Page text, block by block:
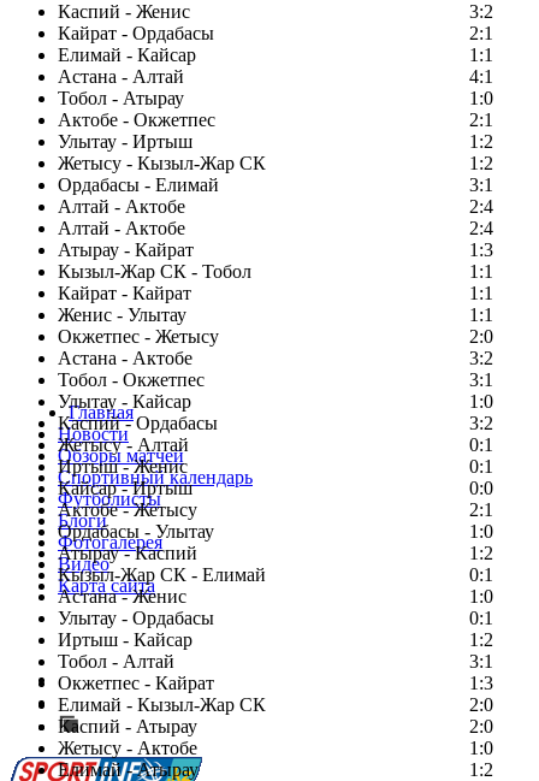
Каспий - Женис
3:2
Кайрат - Ордабасы
2:1
Елимай - Кайсар
1:1
Астана - Алтай
4:1
Тобол - Атырау
1:0
Актобе - Окжетпес
2:1
Улытау - Иртыш
1:2
Жетысу - Кызыл-Жар СК
1:2
Ордабасы - Елимай
3:1
Алтай - Актобе
2:4
Алтай - Актобе
2:4
Атырау - Кайрат
1:3
Кызыл-Жар СК - Тобол
1:1
Кайрат - Кайрат
1:1
Женис - Улытау
1:1
Окжетпес - Жетысу
2:0
Астана - Актобе
3:2
Тобол - Окжетпес
3:1
Улытау - Кайсар
1:0
Каспий - Ордабасы
3:2
Жетысу - Алтай
0:1
Иртыш - Женис
0:1
Кайсар - Иртыш
0:0
Актобе - Жетысу
2:1
Ордабасы - Улытау
1:0
Атырау - Каспий
1:2
Кызыл-Жар СК - Елимай
0:1
Астана - Женис
1:0
Улытау - Ордабасы
0:1
Иртыш - Кайсар
1:2
Тобол - Алтай
3:1
Окжетпес - Кайрат
1:3
Елимай - Кызыл-Жар СК
2:0
Каспий - Атырау
2:0
Жетысу - Актобе
1:0
Елимай - Атырау
1:2
Главная
Новости
Обзоры матчей
Спортивный календарь
Футболисты
Блоги
Фотогалерея
Видео
Карта сайта
Есть идея?
Сообщить о мероприятии
Перейти на старый сайт